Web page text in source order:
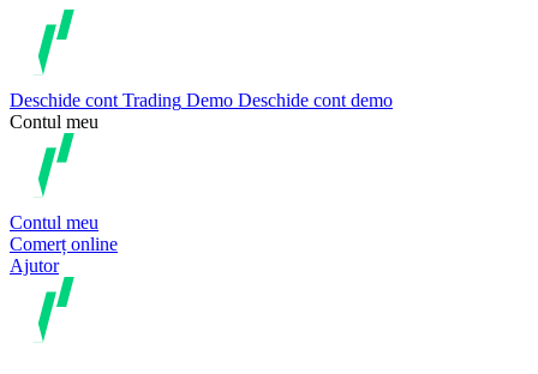
Deschide cont Trading Demo Deschide cont demo
Contul meu
Contul meu
Comerț online
Ajutor